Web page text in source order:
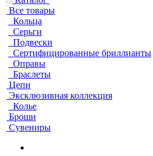
Все товары
Кольца
Серьги
Подвески
Сертифицированные бриллианты
Оправы
Браслеты
Цепи
Эксклюзивная коллекция
Колье
Броши
Сувениры